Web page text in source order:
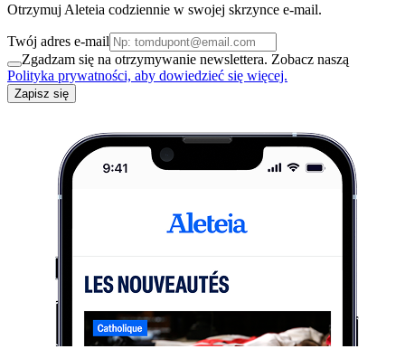
Otrzymuj Aleteia codziennie w swojej skrzynce e-mail.
Twój adres e-mail
Zgadzam się na otrzymywanie newslettera. Zobacz naszą
Polityka prywatności, aby dowiedzieć się więcej.
Zapisz się